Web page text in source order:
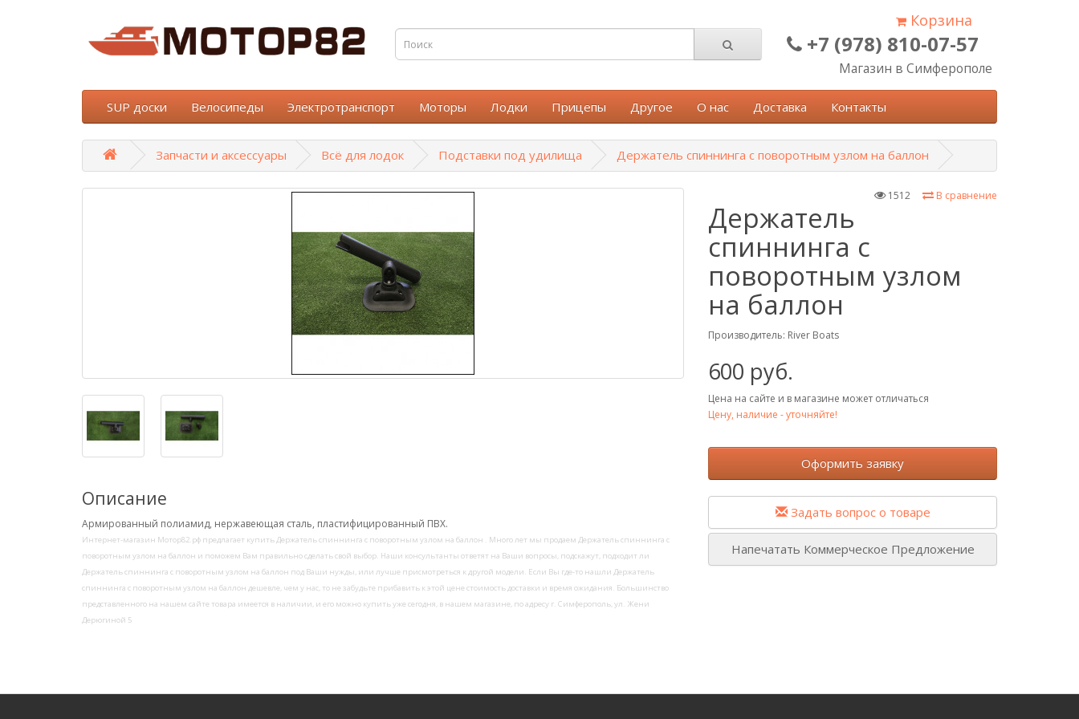
Корзина
+7 (978) 810-07-57
Магазин в Симферополе
SUP доски Велосипеды Электротранспорт Моторы Лодки Прицепы Другое О нас Доставка Контакты
Запчасти и аксессуары Всё для лодок Подставки под удилища Держатель спиннинга с поворотным узлом на баллон
Описание
Армированный полиамид, нержавеющая сталь, пластифицированный ПВХ.
Интернет-магазин Мотор82.рф предлагает купить Держатель спиннинга с поворотным узлом на баллон . Много лет мы продаем Держатель спиннинга с
поворотным узлом на баллон и поможем Вам правильно сделать свой выбор. Наши консультанты ответят на Ваши вопросы, подскажут, подходит ли
Держатель спиннинга с поворотным узлом на баллон под Ваши нужды, или лучше присмотреться к другой модели. Если Вы где-то нашли Держатель
спиннинга с поворотным узлом на баллон дешевле, чем у нас, то не забудьте прибавить к этой цене стоимость доставки и время ожидания. Большинство
представленного на нашем сайте товара имеется в наличии, и его можно купить уже сегодня, в нашем магазине, по адресу г. Симферополь, ул. Жени
Дерюгиной 5
В сравнение
1512
Держатель
спиннинга с
поворотным узлом
на баллон
Производитель: River Boats
600 руб.
Цена на сайте и в магазине может отличаться
Цену, наличие - уточняйте!
Оформить заявку
Задать вопрос о товаре
Напечатать Коммерческое Предложение